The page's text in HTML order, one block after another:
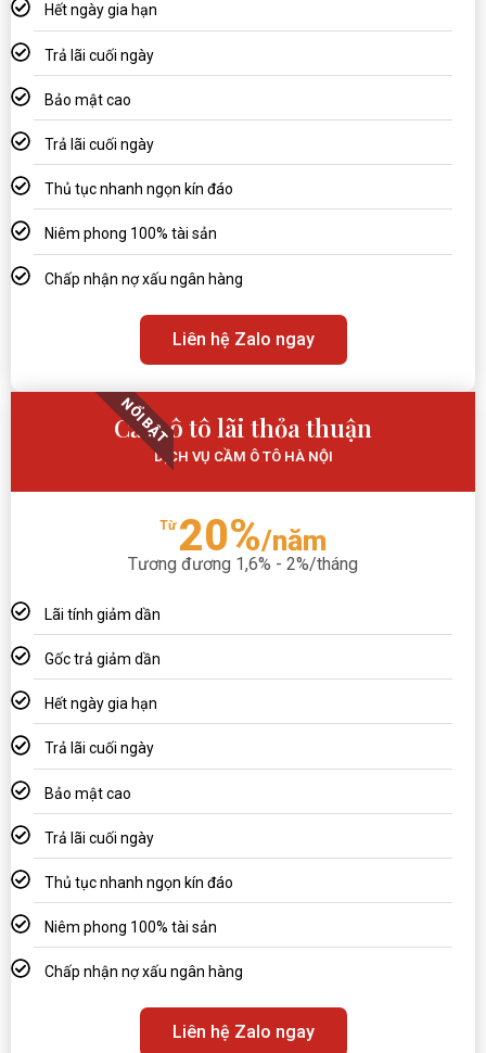
Hết ngày gia hạn
Trả lãi cuối ngày
Bảo mật cao
Trả lãi cuối ngày
Thủ tục nhanh ngọn kín đáo
Niêm phong 100% tài sản
Chấp nhận nợ xấu ngân hàng
Liên hệ Zalo ngay
NỔI BẬT
Cầm ô tô lãi thỏa thuận
DỊCH VỤ CẦM Ô TÔ HÀ NỘI
Từ 20%/năm
Tương đương 1,6% - 2%/tháng
Lãi tính giảm dần
Gốc trả giảm dần
Hết ngày gia hạn
Trả lãi cuối ngày
Bảo mật cao
Trả lãi cuối ngày
Thủ tục nhanh ngọn kín đáo
Niêm phong 100% tài sản
Chấp nhận nợ xấu ngân hàng
Liên hệ Zalo ngay